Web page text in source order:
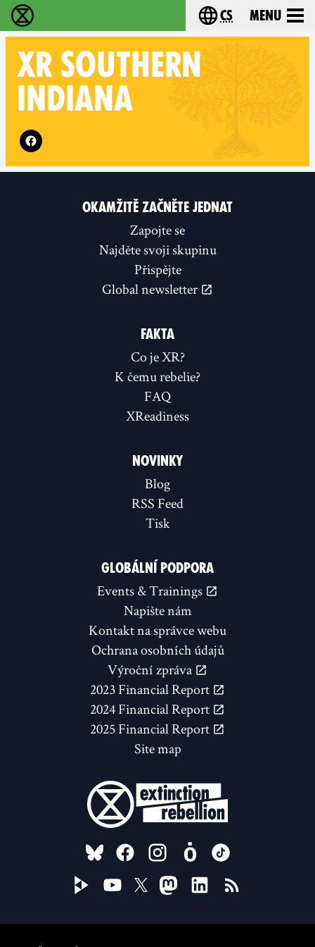
Rebelie proti vyhynutí - Home Choose your
cs Menu
XR SOUTHERN
INDIANA
Follow XR Southern Indiana on
OKAMŽITĚ ZAČNĚTE JEDNAT
Zapojte se
Najděte svoji skupinu
Přispějte
Global newsletter
FAKTA
Co je XR?
K čemu rebelie?
FAQ
XReadiness
NOVINKY
Blog
RSS Feed
Tisk
GLOBÁLNÍ PODPORA
Events & Trainings
Napište nám
Kontakt na správce webu
Ochrana osobních údajů
Výroční zpráva
2023 Financial Report
2024 Financial Report
2025 Financial Report
Site map
FOLLOW US ON